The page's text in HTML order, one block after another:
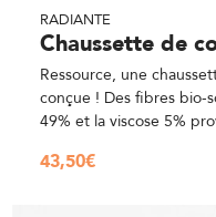
RADIANTE
Chaussette de
Ressource, une
conçue ! Des fibres bio-
49% et la viscose 5%
43,50€